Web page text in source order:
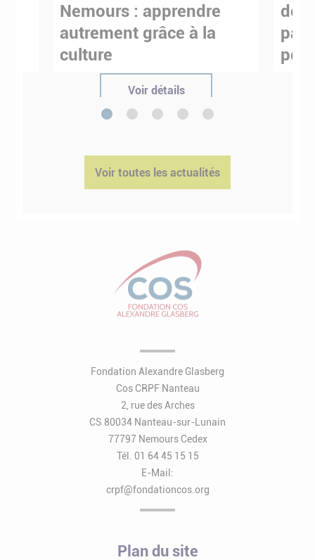
Nemours : apprendre
autrement grâce à la
culture
Voir détails
de
Voir toutes les actualités
Fondation Alexandre Glasberg
Cos CRPF Nanteau
2, rue des Arches
CS 80034 Nanteau-sur-Lunain
77797 Nemours Cedex
Tél. 01 64 45 15 15
E-Mail:
crpf@fondationcos.org
Plan du site